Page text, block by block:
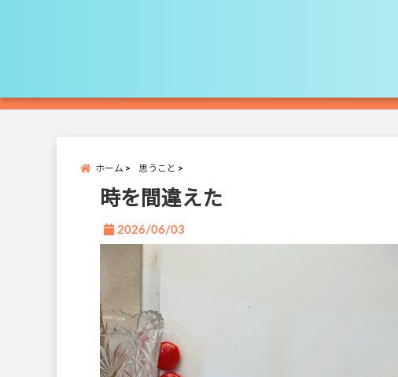
ホーム 思うこと
時を間違えた
2026/06/03